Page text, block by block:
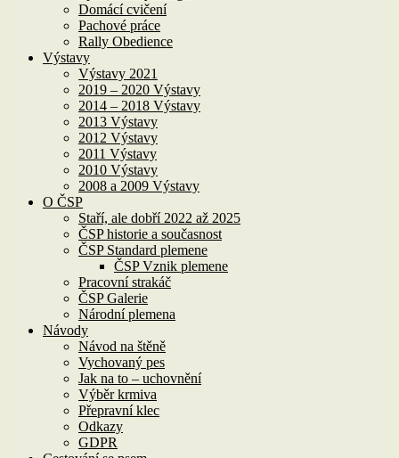
Domácí cvičení
Pachové práce
Rally Obedience
Výstavy
Výstavy 2021
2019 – 2020 Výstavy
2014 – 2018 Výstavy
2013 Výstavy
2012 Výstavy
2011 Výstavy
2010 Výstavy
2008 a 2009 Výstavy
O ČSP
Staří, ale dobří 2022 až 2025
ČSP historie a současnost
ČSP Standard plemene
ČSP Vznik plemene
Pracovní strakáč
ČSP Galerie
Národní plemena
Návody
Návod na štěně
Vychovaný pes
Jak na to – uchovnění
Výběr krmiva
Přepravní klec
Odkazy
GDPR